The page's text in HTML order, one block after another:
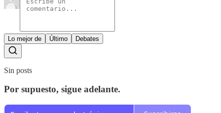
Lo mejor de Último Debates
Sin posts
Por supuesto, sigue adelante.